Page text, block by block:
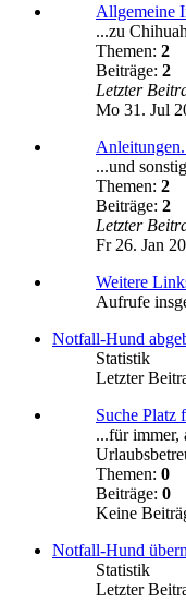
Allgemeine
...zu
Themen: 2
Beiträge: 2
Letzter
Mo 31. Jul
...und
Themen: 2
Beiträge: 2
Letzter
Fr 26. Jan
Weitere
Aufrufe
Notfall-Hund
Statistik
Letzter
Suche Platz
...für immer,
Themen: 0
Beiträge: 0
Keine
Notfall-Hund
Statistik
Letzter